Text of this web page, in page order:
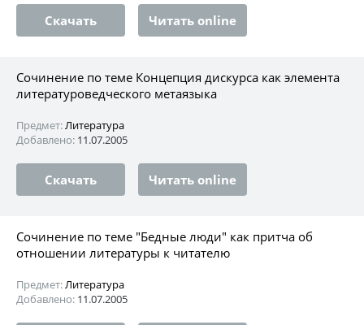
Скачать Читать online
Сочинение по теме Концепция дискурса как элемента
литературоведческого метаязыка
Предмет:Литература
Добавлено: 11.07.2005
Скачать Читать online
Сочинение по теме "Бедные люди" как притча об
отношении литературы к читателю
Предмет:Литература
Добавлено: 11.07.2005